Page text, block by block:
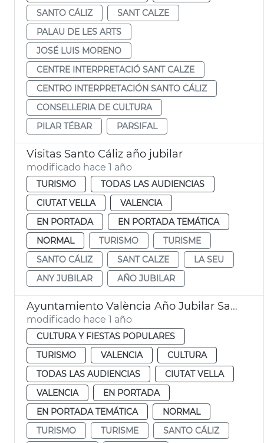
SANTO CÁLIZ
SANT CALZE
PALAU DE LES ARTS
JOSÉ LUIS MORENO
CENTRE INTERPRETACIÓ SANT CALZE
CENTRO INTERPRETACIÓN SANTO CÁLIZ
CONSELLERIA DE CULTURA
PILAR TÉBAR
PARSIFAL
Visitas Santo Cáliz año jubilar
modificado hace 1 año
TURISMO
TODAS LAS AUDIENCIAS
CIUTAT VELLA
VALENCIA
EN PORTADA
EN PORTADA TEMÁTICA
NORMAL
TURISMO
TURISME
SANTO CÁLIZ
SANT CALZE
LA SEU
ANY JUBILAR
AÑO JUBILAR
Ayuntamiento València Año Jubilar Santo Cáliz
modificado hace 1 año
CULTURA Y FIESTAS POPULARES
TURISMO
VALENCIA
CULTURA
TODAS LAS AUDIENCIAS
CIUTAT VELLA
VALENCIA
EN PORTADA
EN PORTADA TEMÁTICA
NORMAL
TURISMO
TURISME
SANTO CÁLIZ